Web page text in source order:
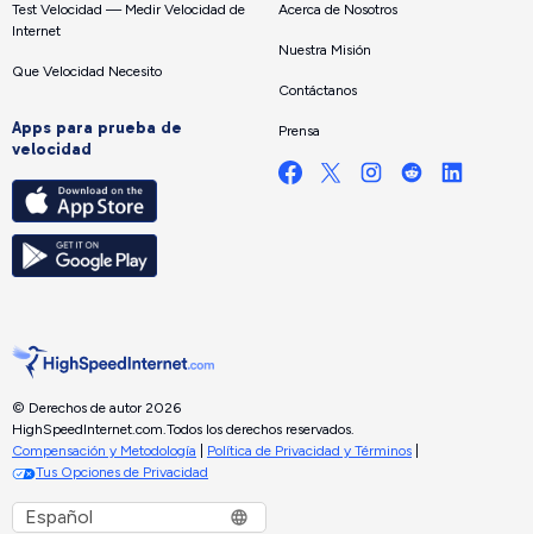
Test Velocidad — Medir Velocidad de
Internet
Que Velocidad Necesito
Apps para prueba de
velocidad
Acerca de Nosotros
Nuestra Misión
Contáctanos
Prensa
© Derechos de autor 2026
HighSpeedInternet.com. Todos los derechos reservados.
Compensación y Metodología
Política de Privacidad y Términos
Tus Opciones de Privacidad